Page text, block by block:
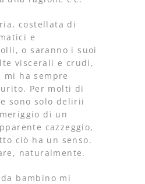
costellata di
e
o saranno i suoi
viscerali e crudi,
mi ha sempre
Per molti di
sono solo delirii
di un
cazzeggio,
ciò ha un senso.
naturalmente.
bambino mi